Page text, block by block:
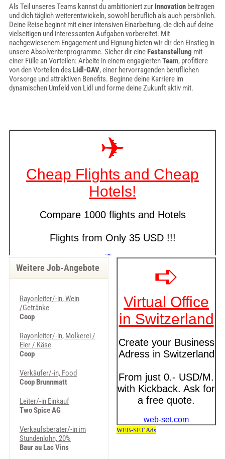
Als Teil unseres Teams kannst du ambitioniert zur Innovationbeitragen
und dich täglich weiterentwickeln, sowohl beruflich als auch persönlich.
Deine Reise beginnt mit einer intensiven Einarbeitung, die dich auf deine
vielseitigen und interessanten Aufgaben vorbereitet. Mit
nachgewiesenem Engagement und Eignung bieten wir dir den Einstieg in
unsere Absolventenprogramme. Sicher dir eineFestanstellung mit
einer Fülle an Vorteilen: Arbeite in einem engagiertenTeam, profitiere
von den Vorteilen des Lidl-GAV, einer hervorragenden beruflichen
Vorsorge und attraktiven Benefits. Beginne deine Karriere im
dynamischen Umfeld von Lidl und forme deine Zukunft aktiv mit.
Weitere Job-Angebote
Rayonleiter/-in, Wein
/Getränke
Coop
Rayonleiter/-in, Molkerei /
Eier / Käse
Coop
Verkäufer/-in, Food
Coop Brunnmatt
Leiter/-in Einkauf
Two Spice AG
Verkaufsberater/-in im
Stundenlohn, 20%
Baur au Lac Vins